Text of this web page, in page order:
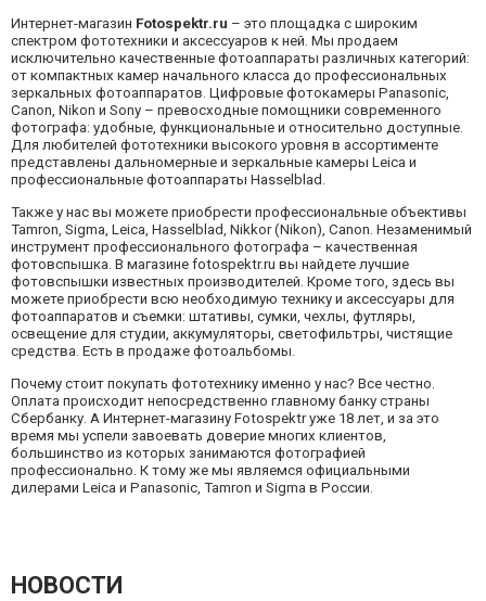
Интернет-магазин Fotospektr.ru – это площадка с широким
спектром фототехники и аксессуаров к ней. Мы продаем
исключительно качественные фотоаппараты различных категорий:
от компактных камер начального класса до профессиональных
зеркальных фотоаппаратов. Цифровые фотокамеры Panasonic,
Canon, Nikon и Sony – превосходные помощники современного
фотографа: удобные, функциональные и относительно доступные.
Для любителей фототехники высокого уровня в ассортименте
представлены дальномерные и зеркальные камеры Leica и
профессиональные фотоаппараты Hasselblad.
Также у нас вы можете приобрести профессиональные объективы
Tamron, Sigma, Leiсa, Hasselblad, Nikkor (Nikon), Canon. Незаменимый
инструмент профессионального фотографа – качественная
фотовспышка. В магазине fotospektr.ru вы найдете лучшие
фотовспышки известных производителей. Кроме того, здесь вы
можете приобрести всю необходимую технику и аксессуары для
фотоаппаратов и съемки: штативы, сумки, чехлы, футляры,
освещение для студии, аккумуляторы, светофильтры, чистящие
средства. Есть в продаже фотоальбомы.
Почему стоит покупать фототехнику именно у нас? Все честно.
Оплата происходит непосредственно главному банку страны
Сбербанку. А Интернет-магазину Fotospektr уже 18 лет, и за это
время мы успели завоевать доверие многих клиентов,
большинство из которых занимаются фотографией
профессионально. К тому же мы являемся официальными
дилерами Leica и Panasonic, Tamron и Sigma в России.
НОВОСТИ